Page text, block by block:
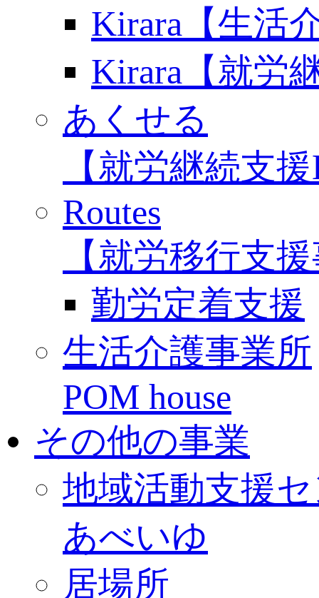
Kirara【生活
Kirara【就労
あくせる
【就労継続支
Routes
【就労移行支
勤労定着支援
生活介護事業所
POM house
その他の事業
地域活動支援
あべいゆ
居場所